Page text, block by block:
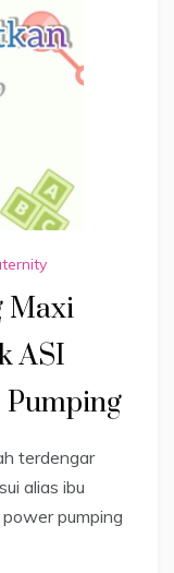
Maxi
ASI
Pumping
terdengar
alias ibu
pumping